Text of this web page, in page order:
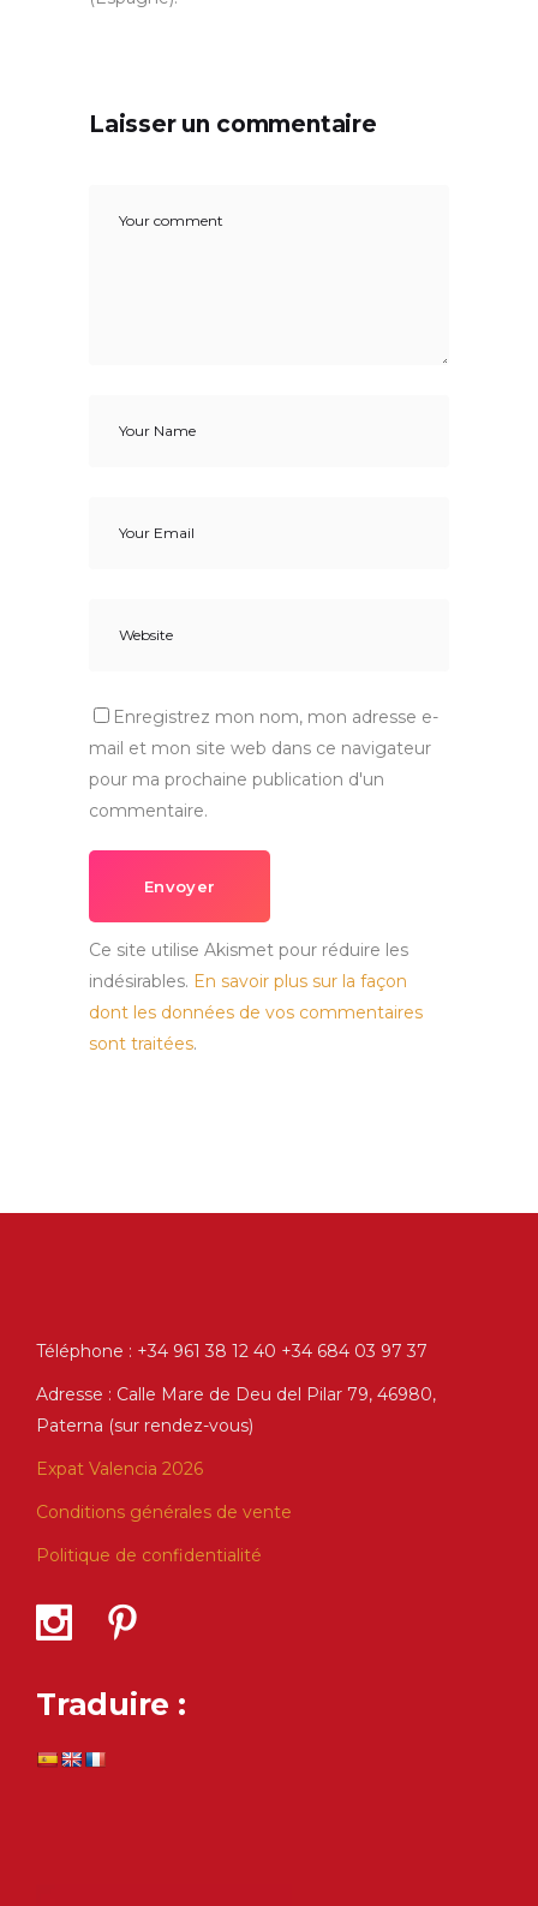
Laisser un commentaire
Enregistrez mon nom, mon adresse e-
mail et mon site web dans ce navigateur
pour ma prochaine publication d'un
commentaire.
Envoyer
Ce site utilise Akismet pour réduire les
indésirables. En savoir plus sur la façon
dont les données de vos commentaires
sont traitées.
Téléphone : +34 961 38 12 40 +34 684 03 97 37
Adresse : Calle Mare de Deu del Pilar 79, 46980,
Paterna (sur rendez-vous)
Expat Valencia 2026
Conditions générales de vente
Politique de confidentialité
Traduire :